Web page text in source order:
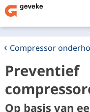
Compressor
Preventief
Op basis van